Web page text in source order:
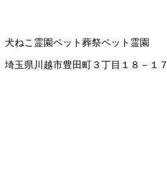
犬ねこ霊園ペット葬祭ペット霊園
埼玉県川越市豊田町３丁目１８－１７